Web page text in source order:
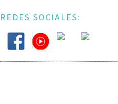
REDES SOCIALES: